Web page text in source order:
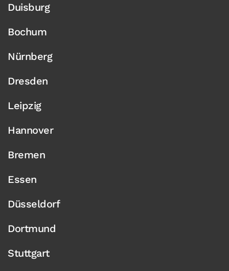
Duisburg
Bochum
Nürnberg
Dresden
Leipzig
Hannover
Bremen
Essen
Düsseldorf
Dortmund
Stuttgart